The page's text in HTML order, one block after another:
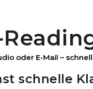
oder E-Mail –
schnelle